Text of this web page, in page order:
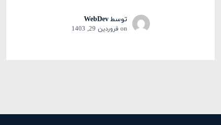
توسطWebDev
on فروردین 29, 1403